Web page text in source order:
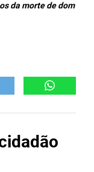
da morte de dom